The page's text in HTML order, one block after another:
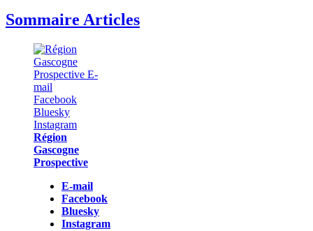
Sommaire Articles
Région
Gascogne
Prospective
E-mail
Facebook
Bluesky
Instagram